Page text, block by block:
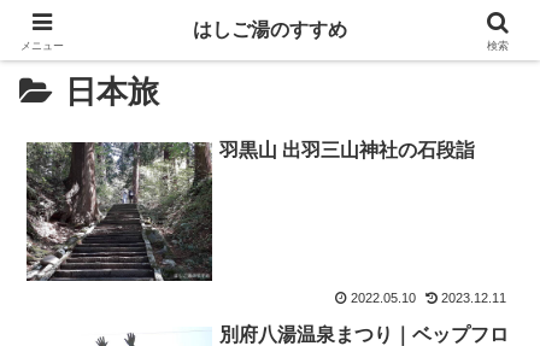
日本旅
羽黒山 出羽三山神社の石段詣
2022.05.10 2023.12.11
別府八湯温泉まつり｜ベップフロ
メニュー
はしご湯のすすめ
検索